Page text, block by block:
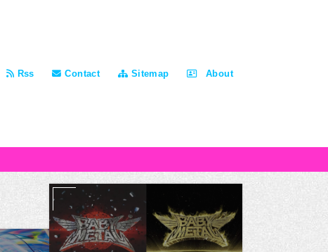
Rss Contact Sitemap About